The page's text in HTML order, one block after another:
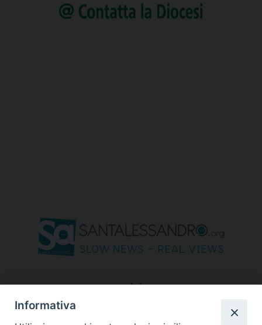
seguici su
Informativa